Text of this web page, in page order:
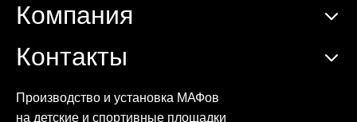
Производство и установка МАФов
на детские и спортивные площадки
Компания
Контакты